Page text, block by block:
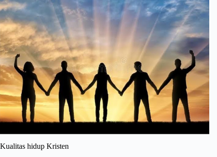
Kualitas hidup Kristen